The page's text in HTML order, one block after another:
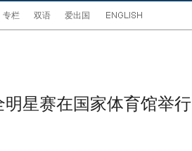
专栏 双语 爱出国
明星赛在国家体育馆举行